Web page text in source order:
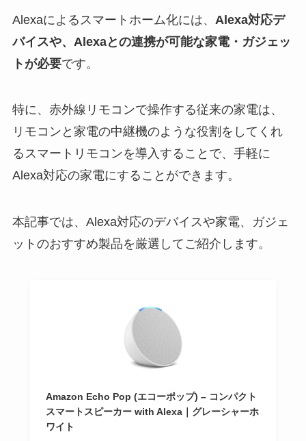
Alexaによるスマートホーム化には、 Alexa対応デ
バイスや、Alexaとの連携が可能な家電・ガジェッ
トが必要です。
特に、赤外線リモコンで操作する従来の家電は、
リモコンと家電の中継機のような役割をしてくれ
るスマートリモコンを導入することで、手軽に
Alexa対応の家電にすることができます。
本記事では、Alexa対応のデバイスや家電、ガジェ
ットのおすすめ製品を厳選してご紹介します。
Amazon Echo Pop (エコーポップ) – コンパクト
スマートスピーカー with Alexa｜グレーシャーホ
ワイト